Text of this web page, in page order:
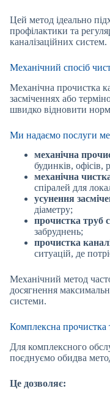
Цей метод ідеально
профілактики та
каналізаційних систем.
Механічний спосіб
Механічна прочистка
засміченнях або
швидко відновити
Ми надаємо послуги
механічна
будинків, офісів,
механічна
спіралей для
усунення
діаметру;
прочистка труб
забруднень;
прочистка
ситуацій, де
Механічний метод
досягнення
системи.
Комплексна прочистка
Для комплексного
поєднуємо обидва
Це дозволяє: